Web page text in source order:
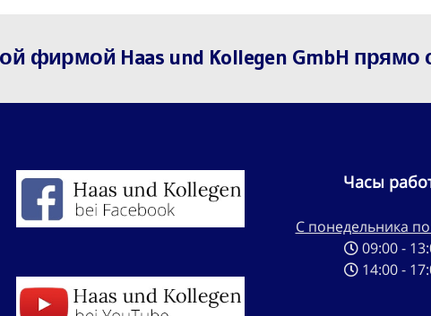
фирмой Haas und Kollegen GmbH прямо
Часы
С понедельника
09:00 -
14:00 -